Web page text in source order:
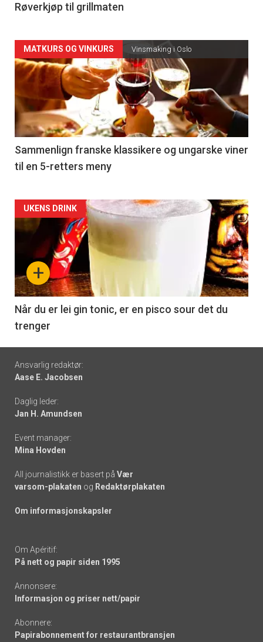
4
Røverkjøp til grillmaten
Forsiden
akkurat
nå
-
5
MATKURS OG VINKURS Vinsmaking i Oslo
Sammenlign franske klassikere og ungarske viner
til en 5-retters meny
Forsiden
akkurat
nå
-
6
+
UKENS DRINK
Når du er lei gin tonic, er en pisco sour det du
trenger
Footer
-
links
Ansvarlig redaktør:
Aase E. Jacobsen
Daglig leder:
Jan H. Amundsen
Event manager:
Mina Hovden
All journalistikk er basert på Vær
varsom-plakaten og Redaktørplakaten
Om informasjonskapsler
Om Apéritif:
På nett og papir siden 1995
Annonsere:
Informasjon og priser nett/papir
Abonnere:
Papirabonnement for restaurantbransjen